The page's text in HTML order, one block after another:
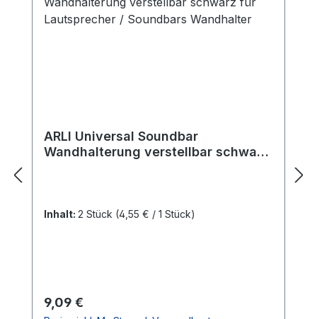
ARLI Universal Soundbar
Wandhalterung verstellbar schwarz
Inhalt: 2 Stück (4,55 € / 1 Stück)
Regulärer Preis:
9,09 €